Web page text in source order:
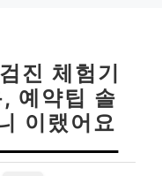
진 체험기
, 예약팁 솔
이랬어요